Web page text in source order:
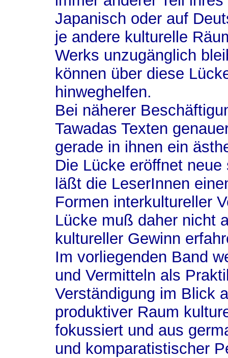
Japanisch oder auf
je andere kulturelle
Werks unzugänglich
können über diese
hinweghelfen.
Bei näherer
Tawadas Texten
gerade in ihnen ein
Die Lücke eröffnet
läßt die LeserInnen
Formen interkultureller
Lücke muß daher nicht
kultureller Gewinn
Im vorliegenden Band
und Vermitteln als
Verständigung im Blick
produktiver Raum
fokussiert und aus
und komparatistischer